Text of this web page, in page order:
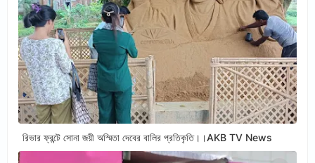
রিভার ফ্রন্টে সোনা জয়ী অস্মিতা দেবের বালির প্রতিকৃতি।।AKB TV News